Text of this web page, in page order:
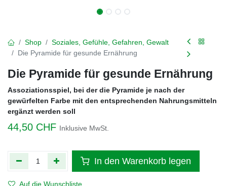
Shop
Soziales, Gefühle, Gefahren, Gewalt
Die Pyramide für gesunde Ernährung
Die Pyramide für gesunde Ernährung
Assoziationsspiel, bei der die Pyramide je nach der
gewürfelten Farbe mit den entsprechenden Nahrungsmitteln
ergänzt werden soll
44,50 CHF Inklusive MwSt.
In den Warenkorb legen
Auf die Wunschliste